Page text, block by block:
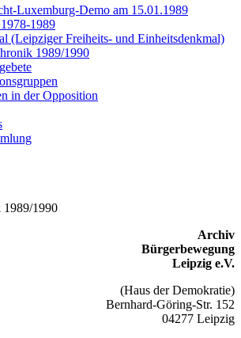
Luxemburg-Demo am 15.01.1989
1989
(Leipziger Freiheits- und Einheitsdenkmal)
1989/1990
in der Opposition
1990
Archiv
Bürgerbewegung
Leipzig e.V.
(Haus der Demokratie)
Bernhard-Göring-Str. 152
04277 Leipzig